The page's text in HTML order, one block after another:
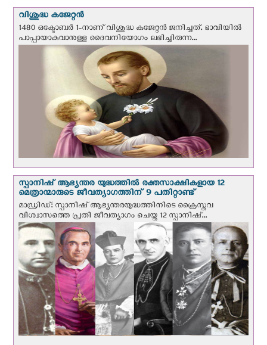
വിശുദ്ധ കജേറ്റന്‍
1480 ഒക്ടോബര്‍ 1-നാണ് വിശുദ്ധ കജേറ്റന്‍ ജനിച്ചത്. ഭാവിയില്‍
പാപ്പായാകുവാനുള്ള ദൈവനിയോഗം ലഭിച്ചിരുന്ന...
സ്പാനിഷ് ആഭ്യന്തര യുദ്ധത്തില്‍ രക്തസാക്ഷികളായ 12
മെത്രാന്മാരുടെ ജീവത്യാഗത്തിന് 9 പതിറ്റാണ്ട്
മാഡ്രിഡ്: സ്പാനിഷ് ആഭ്യന്തരയുദ്ധത്തിനിടെ ക്രൈസ്തവ
വിശ്വാസത്തെ പ്രതി ജീവത്യാഗം ചെയ്ത 12 സ്പാനിഷ്...